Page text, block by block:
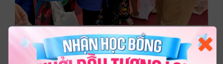
Ngành công tác xã hội hướng đến hỗ trợ và nâng cao
chất lượng cuộc sống cho cộng đồng yếu thế.
Tư vấn viên Legacy Academy